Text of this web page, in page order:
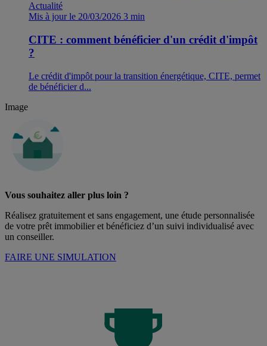
Actualité
Mis à jour le 20/03/2026 3 min
CITE : comment bénéficier d'un crédit d'impôt
?
Le crédit d'impôt pour la transition énergétique, CITE, permet
de bénéficier d...
Image
Vous souhaitez aller plus loin ?
Réalisez gratuitement et sans engagement, une étude personnalisée
de votre prêt immobilier et bénéficiez d’un suivi individualisé avec
un conseiller.
FAIRE UNE SIMULATION